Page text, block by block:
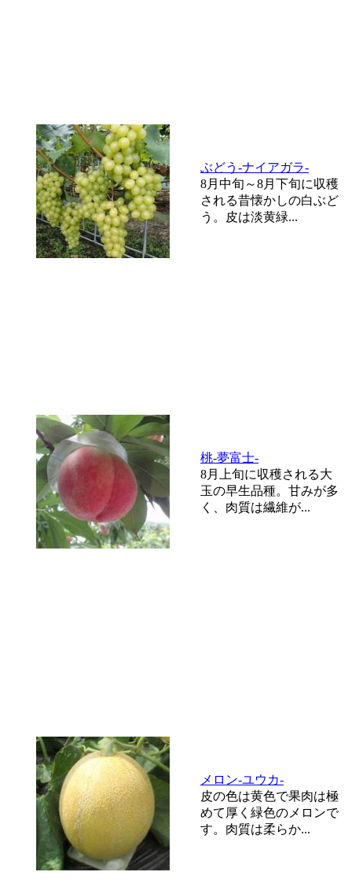
ぶどう-ナイアガラ-
8月中旬～8月下旬に収穫
される昔懐かしの白ぶど
う。皮は淡黄緑...
桃-夢富士-
8月上旬に収穫される大
玉の早生品種。甘みが多
く、肉質は繊維が...
メロン-ユウカ-
皮の色は黄色で果肉は極
めて厚く緑色のメロンで
す。肉質は柔らか...